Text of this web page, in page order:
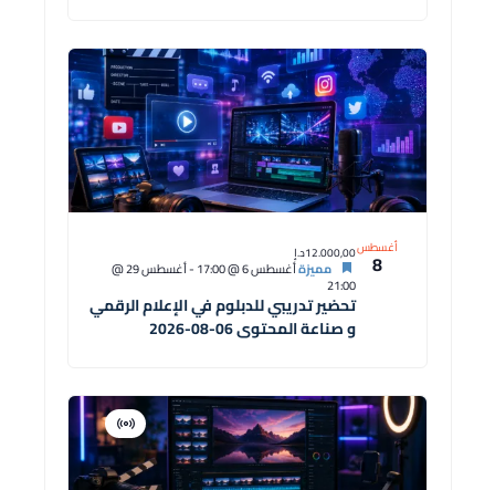
أغسطس
8
تحضير تدريبي للدبلوم في الإعلام الرقمي
و صناعة المحتوى 06-08-2026
مميزةأغسطس 6 @ 17:00 - أغسطس 29 @
21:00
12.000,00د.إ
افتراضية
دورة